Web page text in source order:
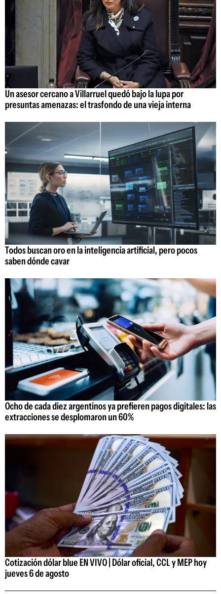
Un asesor cercano a Villarruel quedó bajo la lupa por
presuntas amenazas: el trasfondo de una vieja interna
Todos buscan oro en la inteligencia artificial, pero pocos
saben dónde cavar
Ocho de cada diez argentinos ya prefieren pagos digitales: las
extracciones se desplomaron un 60%
Cotización dólar blue EN VIVO | Dólar oficial, CCL y MEP hoy
jueves 6 de agosto